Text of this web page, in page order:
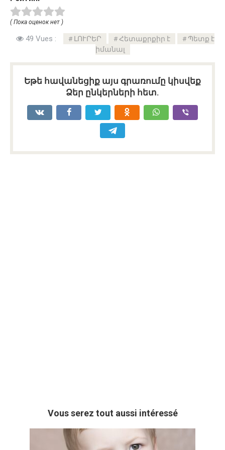
( Пока оценок нет )
49 Vues : ԼՈՒՐԵՐ Հետաքրքիր է
Պետք է
իմանալ
Եթե հավանեցիք այս գրառումը կիսվեք
Ձեր ընկերների հետ.
Vous serez tout aussi intéressé